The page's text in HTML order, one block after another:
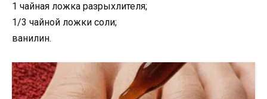
1 чайная ложка разрыхлителя;
1/3 чайной ложки соли;
ванилин.